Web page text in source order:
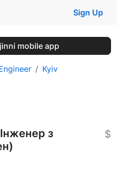
Sign Up
mobile app
Kyiv
з
$